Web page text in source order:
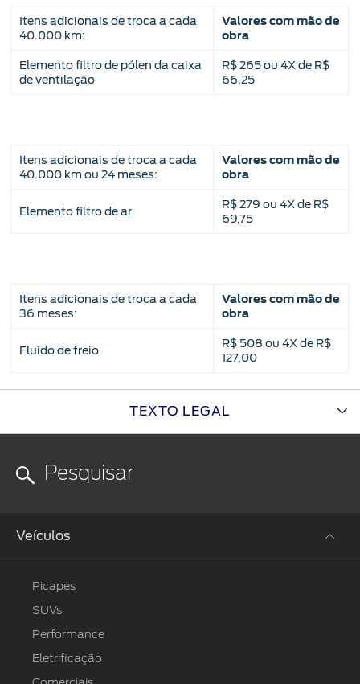
Itens adicionais de troca a cada
40.000 km:
Valores com mão de
obra
Elemento filtro de pólen da caixa
de ventilação
R$ 265 ou 4X de R$
66,25
Itens adicionais de troca a cada
40.000 km ou 24 meses:
Valores com mão de
obra
Elemento filtro de ar
R$ 279 ou 4X de R$
69,75
Itens adicionais de troca a cada
36 meses:
Valores com mão de
obra
Fluido de freio
R$ 508 ou 4X de R$
127,00
TEXTO LEGAL
Veículos
Picapes
SUVs
Performance
Eletrificação